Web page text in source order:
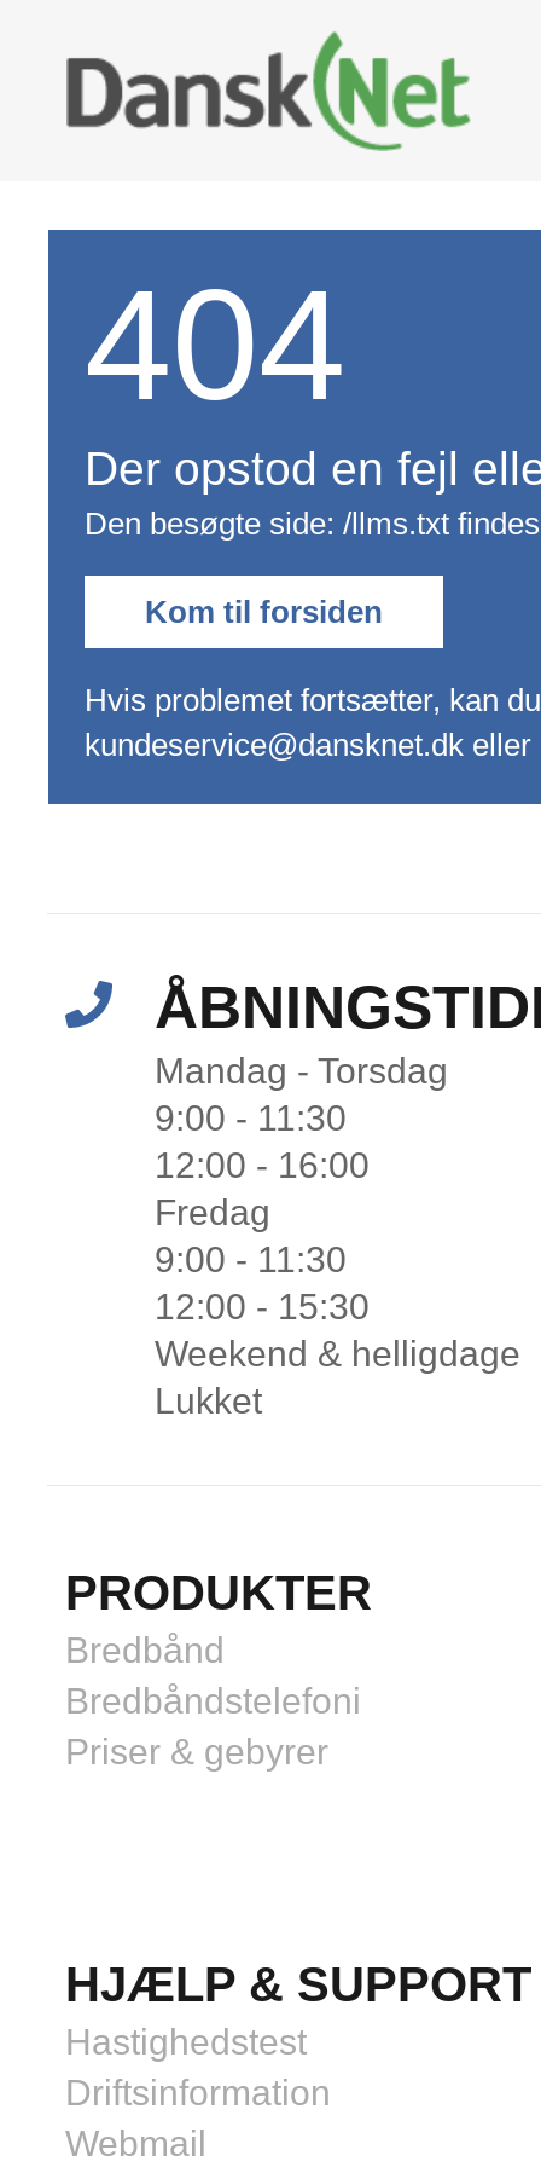
404
Der opstod en fejl
Den besøgte side: /llms.txt
Kom til forsiden
Hvis problemet fortsætter, kan
kundeservice@dansknet.dk
Mandag - Torsdag
9:00 - 11:30
12:00 - 16:00
Fredag
9:00 - 11:30
12:00 - 15:30
Weekend & helligdage
Lukket
PRODUKTER
Bredbånd
Bredbåndstelefoni
Priser & gebyrer
HJÆLP & SUPPORT
Hastighedstest
Driftsinformation
Webmail